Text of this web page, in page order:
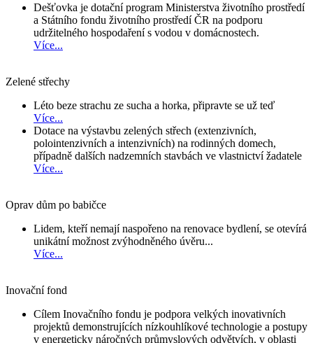
Dešťovka je dotační program Ministerstva životního prostředí
a Státního fondu životního prostředí ČR na podporu
udržitelného hospodaření s vodou v domácnostech.
Více...
Zelené střechy
Léto beze strachu ze sucha a horka, připravte se už teď
Více...
Dotace na výstavbu zelených střech (extenzivních,
polointenzivních a intenzivních) na rodinných domech,
případně dalších nadzemních stavbách ve vlastnictví žadatele
Více...
Oprav dům po babičce
Lidem, kteří nemají naspořeno na renovace bydlení, se otevírá
unikátní možnost zvýhodněného úvěru...
Více...
Inovační fond
Cílem Inovačního fondu je podpora velkých inovativních
projektů demonstrujících nízkouhlíkové technologie a postupy
v energeticky náročných průmyslových odvětvích, v oblasti